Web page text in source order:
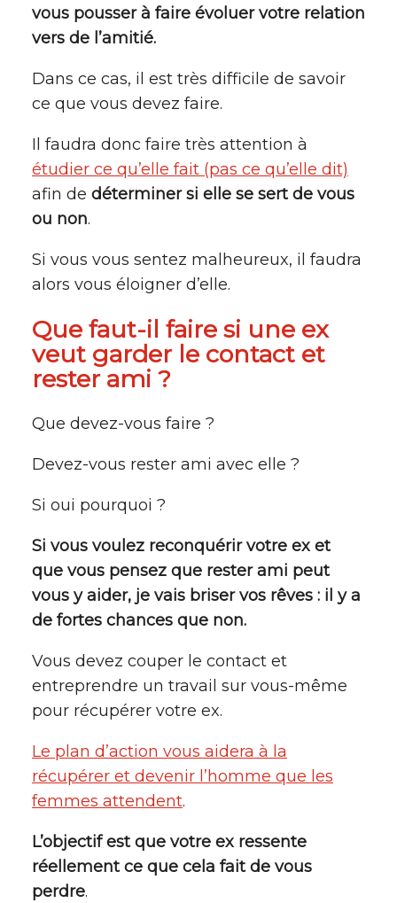
vous pousser à faire évoluer votre relation
vers de l’amitié.
Dans ce cas, il est très difficile de savoir
ce que vous devez faire.
Il faudra donc faire très attention à
étudier ce qu’elle fait (pas ce qu’elle dit)
afin de déterminer si elle se sert de vous
ou non.
Si vous vous sentez malheureux, il faudra
alors vous éloigner d’elle.
Que faut-il faire si une ex
veut garder le contact et
rester ami ?
Que devez-vous faire ?
Devez-vous rester ami avec elle ?
Si oui pourquoi ?
Si vous voulez reconquérir votre ex et
que vous pensez que rester ami peut
vous y aider, je vais briser vos rêves : il y a
de fortes chances que non.
Vous devez couper le contact et
entreprendre un travail sur vous-même
pour récupérer votre ex.
Le plan d’action vous aidera à la
récupérer et devenir l’homme que les
femmes attendent.
L’objectif est que votre ex ressente
réellement ce que cela fait de vous
perdre.